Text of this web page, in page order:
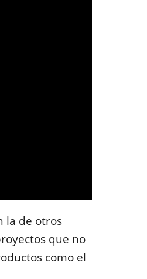
la de otros
que no
como el